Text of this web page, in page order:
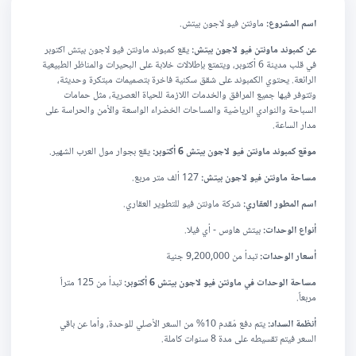
اسم المشروع: ماونتن فيو لاجون بيتش.
عن كمبوند ماونتن فيو لاجون بيتش:يقع كمبوند ماونتن فيو لاجون بيتش اكتوبر
في قلب مدينة 6 أكتوبر، ويتمتع بإطلالات خلابة على البحيرات والمناظر الطبيعية
الرائعة. يحتوي الكمبوند على شقق سكنية فاخرة بتصميمات مبتكرة وحديثة،
وتتوفر فيها جميع المرافق والخدمات اللازمة للحياة العصرية، مثل حمامات
السباحة والنوادي الرياضية والمساحات الخضراء الواسعة والأمن والحراسة على
مدار الساعة.
موقع كمبوند ماونتن فيو لاجون بيتش 6 أكتوبر:
يقع بجوار مول العرب الشهير.
مساحة ماونتن فيو لاجون بيتش:127 ألف متر مربع.
اسم المطور العقاري:شركة ماونتن فيو للتطوير العقاري.
أنواع الوحدات:بيتش هاوس - أي فيلا.
أسعار الوحدات:تبدأ من 9,200,000 جنية
مساحة الوحدات في ماونتن فيو لاجون بيتش 6 أكتوبر:
تبدأ من 125 متراً
مربعاً.
أنظمة السداد:يتم دفع مُقدم
10% من السعر الأصلي للوحدة، وأما عن باقي
السعر فيتم تقسيطه على مدة8 سنوات كاملة.